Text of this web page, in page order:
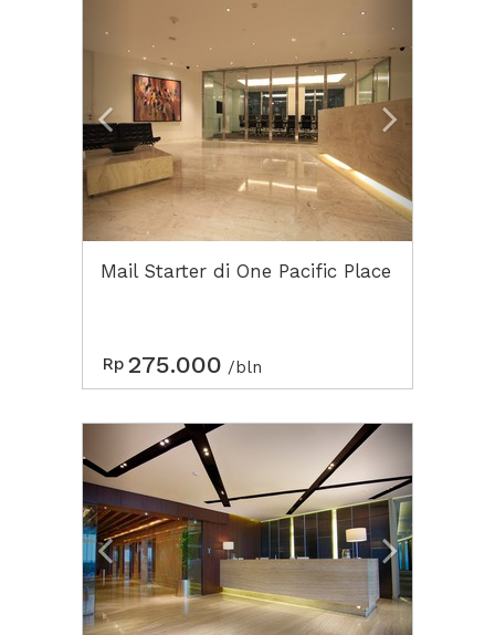
Mail Starter di One Pacific Place
Rp 275.000 /bln
Previous Next2